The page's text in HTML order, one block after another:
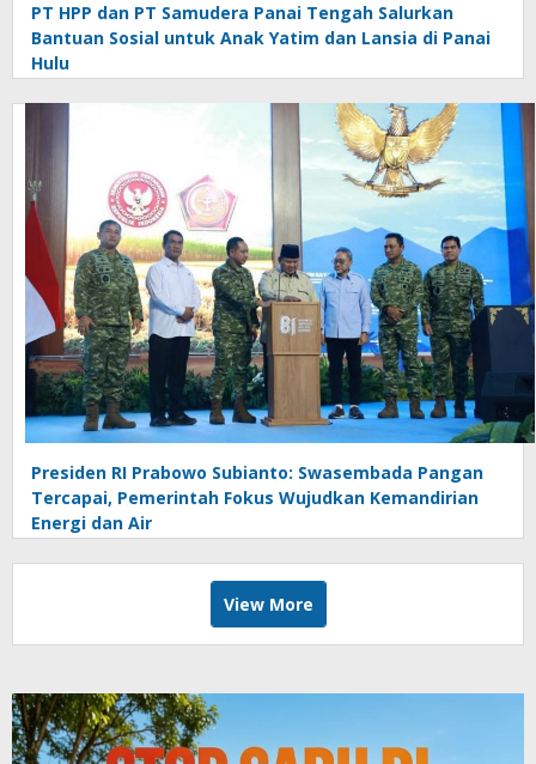
PT HPP dan PT Samudera Panai Tengah Salurkan
Bantuan Sosial untuk Anak Yatim dan Lansia di Panai
Hulu
Presiden RI Prabowo Subianto: Swasembada Pangan
Tercapai, Pemerintah Fokus Wujudkan Kemandirian
Energi dan Air
View More